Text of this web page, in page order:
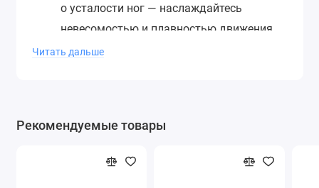
о усталости ног — наслаждайтесь
невесомостью и плавностью движения.
Превосходная устойчивость и
любой поверхности. Вы будете
Читать дальше
Рекомендуемые товары